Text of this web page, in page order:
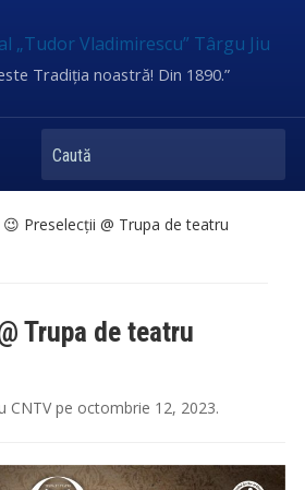
Tradiția noastră! Din 1890.”
Caută
😉 Preselecții @ Trupa de teatru
Trupa de teatru
CNTVpe octombrie 12, 2023.